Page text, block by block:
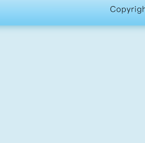
史記
1999─2000
漢魏六朝